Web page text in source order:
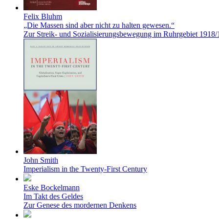
Felix Bluhm
„Die Massen sind aber nicht zu halten gewesen.“
Zur Streik- und Sozialisierungsbewegung im Ruhrgebiet 1918/
John Smith
Imperialism in the Twenty-First Century
Eske Bockelmann
Im Takt des Geldes
Zur Genese des mordernen Denkens